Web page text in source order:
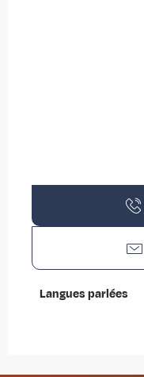
Langues parlées
Langues parlées